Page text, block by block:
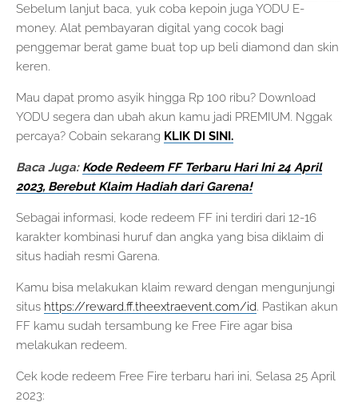
Sebelum lanjut baca, yuk coba kepoin juga YODU E-
money. Alat pembayaran digital yang cocok bagi
penggemar berat game buat top up beli diamond dan skin
keren.
Mau dapat promo asyik hingga Rp 100 ribu? Download
YODU segera dan ubah akun kamu jadi PREMIUM. Nggak
percaya? Cobain sekarang KLIK DI SINI.
Baca Juga: Kode Redeem FF Terbaru Hari Ini 24 April
2023, Berebut Klaim Hadiah dari Garena!
Sebagai informasi, kode redeem FF ini terdiri dari 12-16
karakter kombinasi huruf dan angka yang bisa diklaim di
situs hadiah resmi Garena.
Kamu bisa melakukan klaim reward dengan mengunjungi
situs https://reward.ff.theextraevent.com/id. Pastikan akun
FF kamu sudah tersambung ke Free Fire agar bisa
melakukan redeem.
Cek kode redeem Free Fire terbaru hari ini, Selasa 25 April
2023: